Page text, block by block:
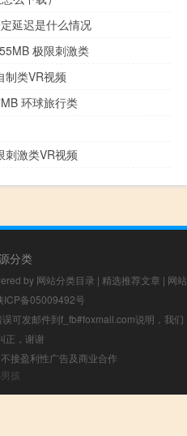
延迟是什么情况
极限刺激类
制类VR视频
环球旅行类
刺激类VR视频
分类
by 网站分类目录 | 精选推荐文章 | 网站
ICP备05009492号
可发邮件到f_fb#foxmail.com说明，我们
正，谢谢
接盈利性广告及商业合作
孩